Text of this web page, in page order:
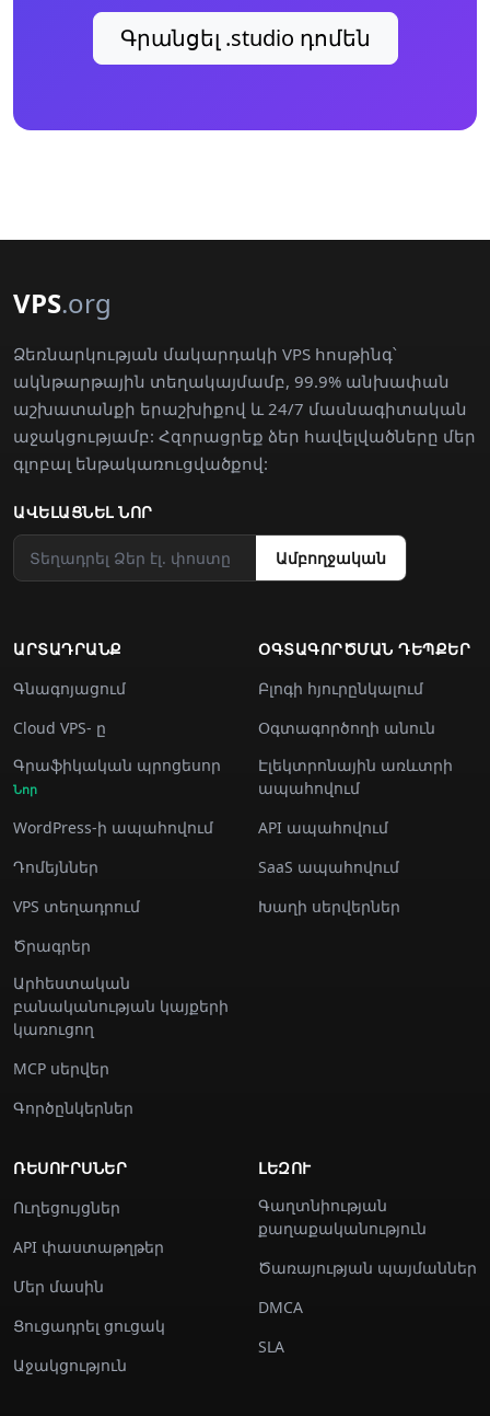
Գրանցել .studio դոմեն
VPS.org
Ձեռնարկության մակարդակի VPS հոսթինգ՝
ակնթարթային տեղակայմամբ, 99.9% անխափան
աշխատանքի երաշխիքով և 24/7 մասնագիտական
աջակցությամբ: Հզորացրեք ձեր հավելվածները մեր
գլոբալ ենթակառուցվածքով:
ԱՎԵԼԱՑՆԵԼ ՆՈՐ
Ամբողջական
ԱՐՏԱԴՐԱՆՔ
Գնագոյացում
Cloud VPS- ը
Գրաֆիկական պրոցեսոր
Նոր
WordPress-ի ապահովում
Դոմեյններ
VPS տեղադրում
Ծրագրեր
Արհեստական
բանականության կայքերի
կառուցող
MCP սերվեր
Գործընկերներ
ՕԳՏԱԳՈՐԾՄԱՆ ԴԵՊՔԵՐ
Բլոգի հյուրընկալում
Օգտագործողի անուն
Էլեկտրոնային առևտրի
ապահովում
API ապահովում
SaaS ապահովում
Խաղի սերվերներ
ՌԵՍՈՒՐՍՆԵՐ
Ուղեցույցներ
API փաստաթղթեր
Մեր մասին
Ցուցադրել ցուցակ
Աջակցություն
ԼԵԶՈՒ
Գաղտնիության
քաղաքականություն
Ծառայության պայմաններ
DMCA
SLA